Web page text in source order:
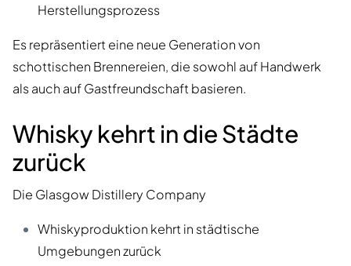
Herstellungsprozess
Es repräsentiert eine neue Generation von
schottischen Brennereien, die sowohl auf Handwerk
als auch auf Gastfreundschaft basieren.
Whisky kehrt in die Städte
zurück
Die Glasgow Distillery Company
Whiskyproduktion kehrt in städtische
Umgebungen zurück